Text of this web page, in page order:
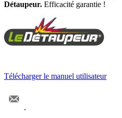
Détaupeur. Efficacité garantie !
Télécharger le manuel utilisateur